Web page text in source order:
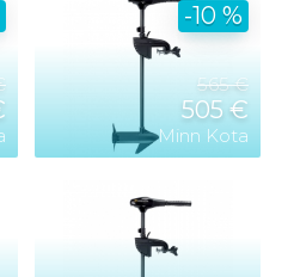
565 €
505 €
Minn Kota
-10 %